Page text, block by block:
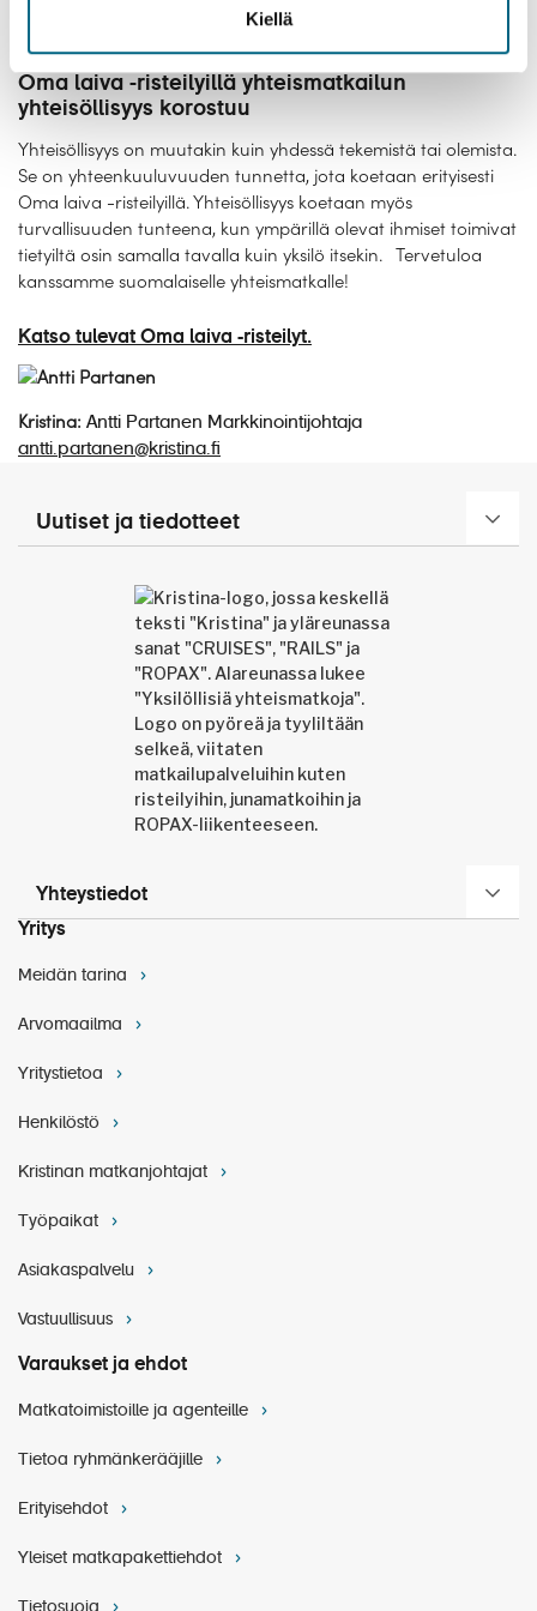
Kiellä
kielitaitoisilta kanssamatkustajiltasi.
Oma laiva -risteilyillä yhteismatkailun
yhteisöllisyys korostuu
Yhteisöllisyys on muutakin kuin yhdessä tekemistä tai olemista.
Se on yhteenkuuluvuuden tunnetta, jota koetaan erityisesti
Oma laiva -risteilyillä. Yhteisöllisyys koetaan myös
turvallisuuden tunteena, kun ympärillä olevat ihmiset toimivat
tietyiltä osin samalla tavalla kuin yksilö itsekin. Tervetuloa
kanssamme suomalaiselle yhteismatkalle!
Katso tulevat Oma laiva -risteilyt.
Kristina: Antti Partanen Markkinointijohtaja
antti.partanen@kristina.fi
Uutiset ja tiedotteet
Yhteystiedot
Yritys
Meidän tarina
Arvomaailma
Yritystietoa
Henkilöstö
Kristinan matkanjohtajat
Työpaikat
Asiakaspalvelu
Vastuullisuus
Varaukset ja ehdot
Matkatoimistoille ja agenteille
Tietoa ryhmänkerääjille
Erityisehdot
Yleiset matkapakettiehdot
Tietosuoja